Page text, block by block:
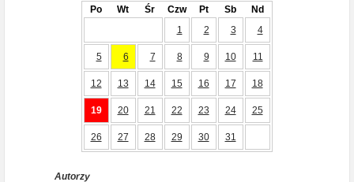
Po Wt Śr Czw Pt Sb
Nd
1
2 3 4
5 6 7 8 9 10 11
12 13 14 15 16 17 18
19 20 21 22 23 24 25
26 27 28 29 30 31
Autorzy